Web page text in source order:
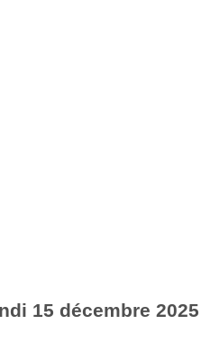
15 décembre 2025